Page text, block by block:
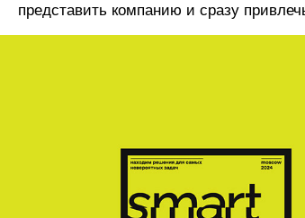
представить компанию и сразу